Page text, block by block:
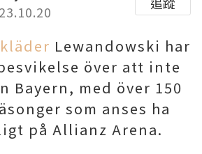
Lewandowski har
över att inte
Bayern, med över 150
som anses ha
på Allianz Arena.